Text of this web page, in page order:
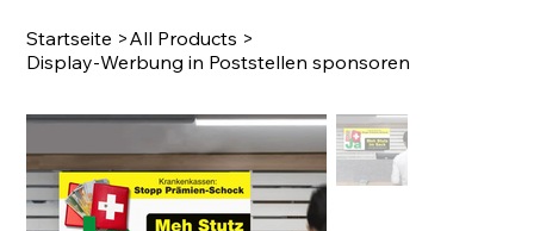
Startseite >All Products >
Display-Werbung in Poststellen sponsoren